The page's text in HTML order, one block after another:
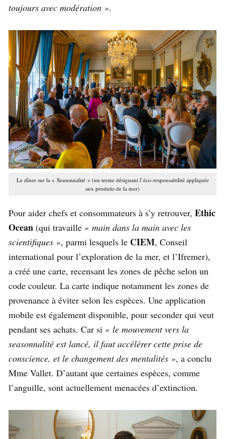
toujours avec modération ».
Le dîner sur la « Seasonnalité » (un terme désignant l’éco-responsabilité appliquée
aux produits de la mer)
Pour aider chefs et consommateurs à s’y retrouver, Ethic
Ocean (qui travaille « main dans la main avec les
scientifiques », parmi lesquels le CIEM, Conseil
international pour l’exploration de la mer, et l’Ifremer),
a créé une carte, recensant les zones de pêche selon un
code couleur. La carte indique notamment les zones de
provenance à éviter selon les espèces. Une application
mobile est également disponible, pour seconder qui veut
pendant ses achats. Car si « le mouvement vers la
seasonnalité est lancé, il faut accélérer cette prise de
conscience, et le changement des mentalités », a conclu
Mme Vallet. D’autant que certaines espèces, comme
l’anguille, sont actuellement menacées d’extinction.